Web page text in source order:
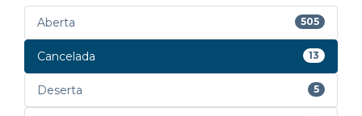
Aberta 505
Cancelada 13
Deserta 5